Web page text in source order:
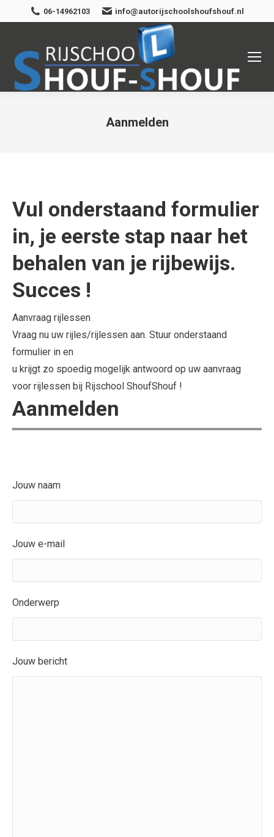
06-14962103 info@autorijschoolshoufshouf.nl
Aanmelden
Vul onderstaand formulier
in, je eerste stap naar het
behalen van je rijbewijs.
Succes !
Aanvraag rijlessen
Vraag nu uw rijles/rijlessen aan. Stuur onderstaand
formulier in en
u krijgt zo spoedig mogelijk antwoord op uw aanvraag
voor rijlessen bij Rijschool ShoufShouf !
Aanmelden
Jouw naam
Jouw e-mail
Onderwerp
Jouw bericht